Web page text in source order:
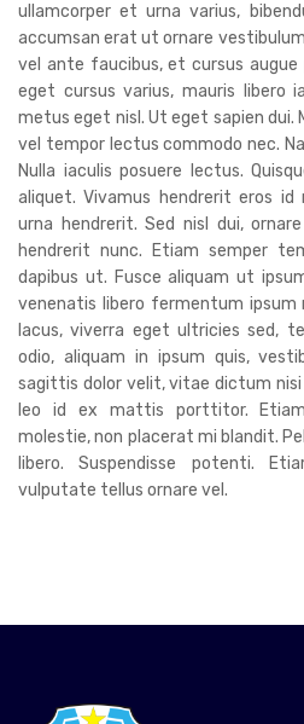
ullamcorper et urna varius,
accumsan erat ut ornare
vel ante faucibus, et cursus
eget cursus varius, mauris libero
metus eget nisl. Ut eget sapien dui.
vel tempor lectus commodo nec.
Nulla iaculis posuere lectus.
aliquet. Vivamus hendrerit eros
urna hendrerit. Sed nisl dui,
hendrerit nunc. Etiam semper
dapibus ut. Fusce aliquam ut
venenatis libero fermentum ipsum
lacus, viverra eget ultricies sed,
odio, aliquam in ipsum quis,
sagittis dolor velit, vitae dictum
leo id ex mattis porttitor.
molestie, non placerat mi blandit.
libero. Suspendisse potenti.
vulputate tellus ornare vel.